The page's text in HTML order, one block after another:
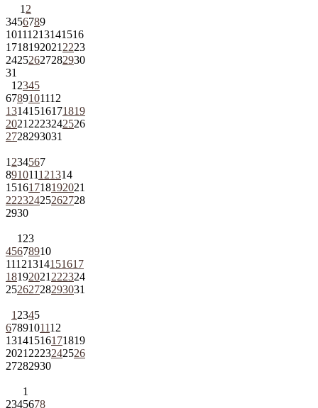
1 2
3456789
10111213141516
1718192021 2223
24252627282930
31
1 2345
6789101112
13141516171819
2021 2223242526
2728293031
1 234567
891011121314
15161718192021
22232425262728
2930
1 23
45678910
11121314151617
18192021 222324
25262728293031
1 2345
6789101112
13141516171819
2021 2223242526
27282930
1
2345678